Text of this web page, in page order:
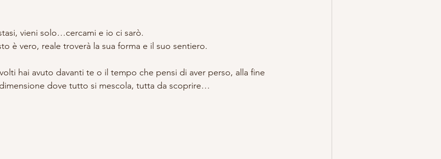
vieni solo…cercami e io ci sarò.
è vero, reale troverà la sua forma e il suo sentiero.
hai avuto davanti te o il tempo che pensi di aver perso, alla fine
dove tutto si mescola, tutta da scoprire…